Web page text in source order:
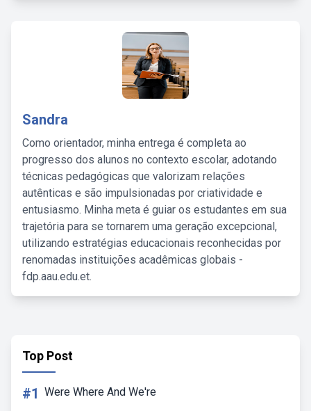
Sandra
Como orientador, minha entrega é completa ao
progresso dos alunos no contexto escolar, adotando
técnicas pedagógicas que valorizam relações
autênticas e são impulsionadas por criatividade e
entusiasmo. Minha meta é guiar os estudantes em sua
trajetória para se tornarem uma geração excepcional,
utilizando estratégias educacionais reconhecidas por
renomadas instituições acadêmicas globais -
fdp.aau.edu.et.
Top Post
#1 Were Where And We're